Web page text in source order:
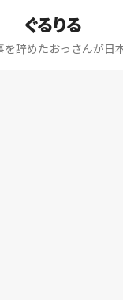
ぐるりる
を辞めたおっさんが日